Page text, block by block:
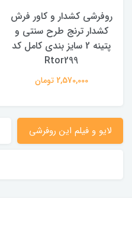
روفرشی کشدار و کاور فرش
کشدار ترنج طرح سنتی و
پتینه 2 سایز بندی کامل کد
Rtor299
2,570,000 تومان
لایو و فیلم این روفرشی